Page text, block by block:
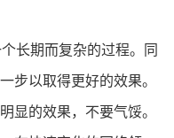
长期而复杂的过程。同
步以取得更好的效果。
显的效果，不要气馁。